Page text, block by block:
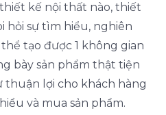
kế nội thất nào, thiết
hỏi sự tìm hiểu, nghiên
tạo được 1 không gian
bày sản phẩm thật tiện
thuận lợi cho khách hàng
và mua sản phẩm.